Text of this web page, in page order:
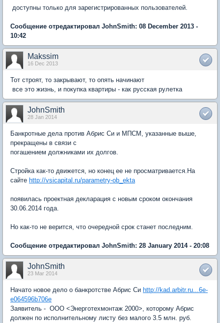
доступны только для зарегистрированных пользователей.
Сообщение отредактировал JohnSmith: 08 December 2013 -
10:42
Makssim
16 Dec 2013
Тот строят, то закрывают, то опять начинают
все это жизнь, и покупка квартиры - как русская рулетка
JohnSmith
28 Jan 2014
Банкротные дела против Абрис Си и МПСМ, указанные выше,
прекращены в связи с
погашением должниками их долгов.
Стройка как-то движется, но конец ее не просматривается.На
сайте http://vsicapital.ru/parametry-ob_ekta
появилась проектная декларация с новым сроком окончания
30.06.2014 года.
Но как-то не верится, что очередной срок станет последним.
Сообщение отредактировал JohnSmith: 28 January 2014 - 20:08
JohnSmith
23 Mar 2014
Начато новое дело о банкротстве Абрис Си http://kad.arbitr.ru...6e-
e064596b706e
Заявитель - ООО <Энерготехмонтаж 2000>, которому Абрис
должен по исполнительному листу без малого 3.5 млн. руб.